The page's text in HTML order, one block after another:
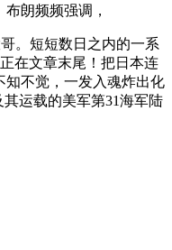
朗频频强调，
。短短数日之内的一系
在文章末尾！把日本连
知不觉，一发入魂炸出化
运载的美军第31海军陆